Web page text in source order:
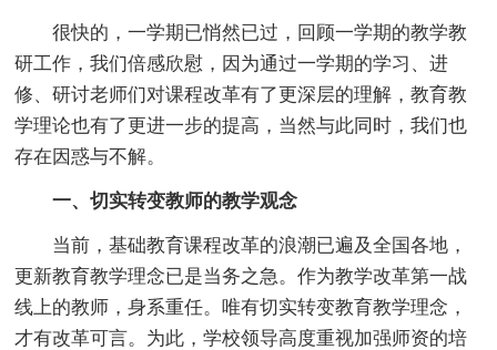
很快的，一学期已悄然已过，回顾一学期的教学教
研工作，我们倍感欣慰，因为通过一学期的学习、进
修、研讨老师们对课程改革有了更深层的理解，教育教
学理论也有了更进一步的提高，当然与此同时，我们也
存在因惑与不解。
一、切实转变教师的教学观念
当前，基础教育课程改革的浪潮已遍及全国各地，
更新教育教学理念已是当务之急。作为教学改革第一战
线上的教师，身系重任。唯有切实转变教育教学理念，
才有改革可言。为此，学校领导高度重视加强师资的培